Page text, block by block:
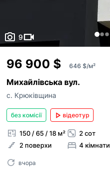
9
96 900 $ 646 $/м²
Михайлівська вул.
с. Крюківщина
без комісії відеотур
150 / 65 / 18 м²
2 поверхи
2 сот
4 кімнати
вчора